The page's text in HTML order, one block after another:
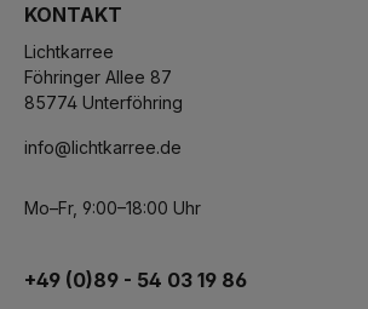
KONTAKT
Lichtkarree
Föhringer Allee 87
85774 Unterföhring
info@lichtkarree.de
Mo–Fr, 9:00–18:00 Uhr
+49 (0)89 - 54 03 19 86